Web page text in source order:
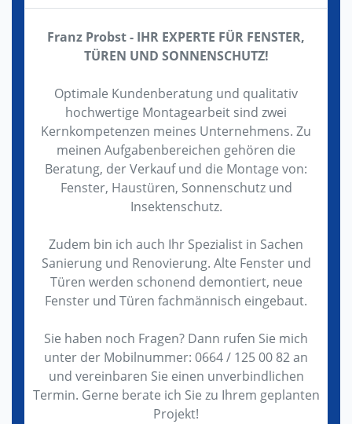
Franz Probst - IHR EXPERTE FÜR FENSTER,
TÜREN UND SONNENSCHUTZ!
Optimale Kundenberatung und qualitativ
hochwertige Montagearbeit sind zwei
Kernkompetenzen meines Unternehmens. Zu
meinen Aufgabenbereichen gehören die
Beratung, der Verkauf und die Montage von:
Fenster, Haustüren, Sonnenschutz und
Insektenschutz.
Zudem bin ich auch Ihr Spezialist in Sachen
Sanierung und Renovierung. Alte Fenster und
Türen werden schonend demontiert, neue
Fenster und Türen fachmännisch eingebaut.
Sie haben noch Fragen? Dann rufen Sie mich
unter der Mobilnummer: 0664 / 125 00 82 an
und vereinbaren Sie einen unverbindlichen
Termin. Gerne berate ich Sie zu Ihrem geplanten
Projekt!